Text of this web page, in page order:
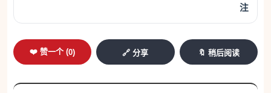
社会事务局（BAFzA）公布的最新数据指出，去年该
机构共收到3867份良心拒服兵役者申请，较前一年成
注
❤️ 赞一个 (0) 🔗 分享 🔖 稍后阅读